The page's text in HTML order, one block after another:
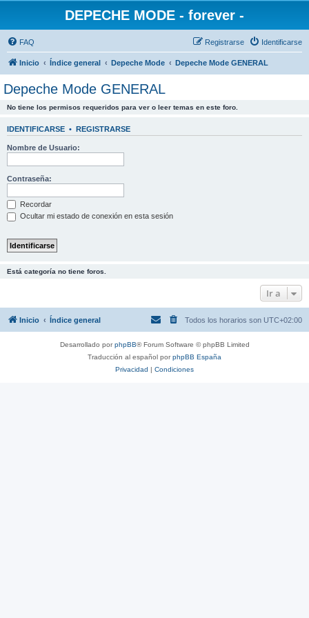
DEPECHE MODE - forever -
FAQ Identificarse
Registrarse
Inicio Índice general Depeche Mode Depeche Mode GENERAL
Depeche Mode GENERAL
No tiene los permisos requeridos para ver o leer temas en este foro.
IDENTIFICARSE • REGISTRARSE
Nombre de Usuario:
Contraseña:
Recordar
Ocultar mi estado de conexión en esta sesión
Está categoría no tiene foros.
Ir a
Inicio Índice general Todos los horarios son UTC+02:00
Desarrollado porphpBB® Forum Software © phpBB Limited
Traducción al español porphpBB España
Privacidad | Condiciones